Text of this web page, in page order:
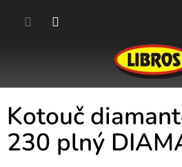
Kotouč
230 plný